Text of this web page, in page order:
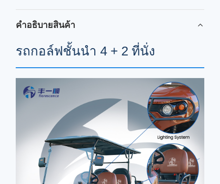
คําอธิบายสินค้า
รถกอล์ฟชั้นนํา 4 + 2 ที่นั่ง